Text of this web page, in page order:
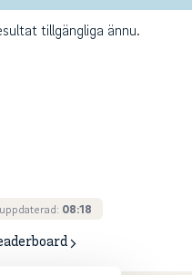
tillgängliga ännu.
08:18